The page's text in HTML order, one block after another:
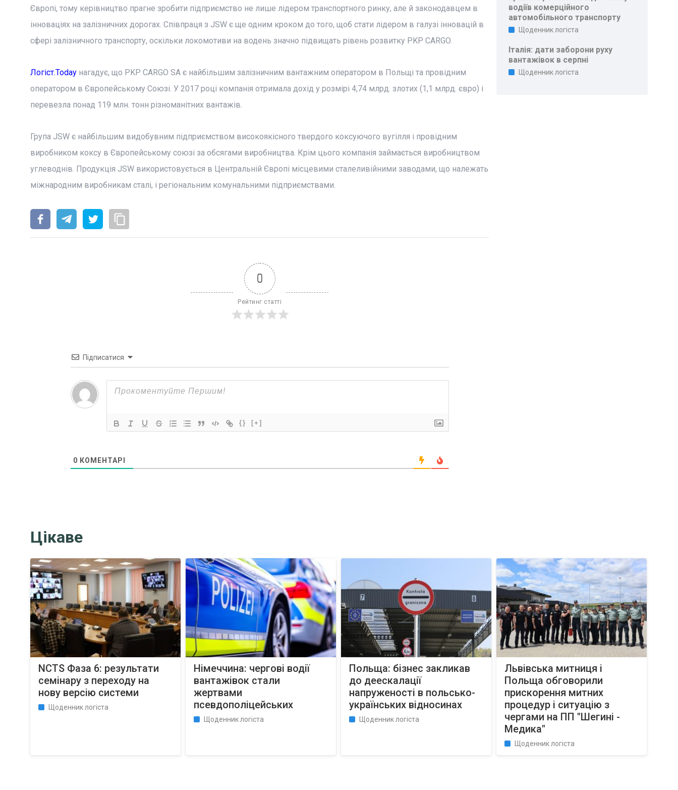
Європі, тому керівництво прагне зробити підприємство не лише лідером транспортного ринку, але й законодавцем в
інноваціях на залізничних дорогах. Співпраця з JSW є ще одним кроком до того, щоб стати лідером в галузі інновацій в
сфері залізничного транспорту, оскільки локомотиви на водень значно підвищать рівень розвитку PKP CARGO.
Логіст.Todayнагадує, що PKP CARGO SA є найбільшим залізничним вантажним оператором в Польщі та провідним
оператором в Європейському Союзі. У 2017 році компанія отримала дохід у розмірі 4,74 млрд. злотих (1,1 млрд. євро) і
перевезла понад 119 млн. тонн різноманітних вантажів.
Група JSW є найбільшим видобувним підприємством високоякісного твердого коксуючого вугілля і провідним
виробником коксу в Європейському союзі за обсягами виробництва. Крім цього компанія займається виробництвом
углеводнів. Продукція JSW використовується в Центральній Європі місцевими сталеливійними заводами, що належать
міжнародним виробникам сталі, і регіональним комунальними підприємствами.
0
Рейтинг статті
Підписатися
{} [+]
0 КОМЕНТАРІ
водіїв комерційного
автомобільного транспорту
Щоденник логіста
Італія: дати заборони руху
вантажівок в серпні
Щоденник логіста
Цікаве
NCTS Фаза 6: результати
семінару з переходу на
нову версію системи
Щоденник логіста
Німеччина: чергові водії
вантажівок стали
жертвами
псевдополіцейських
Щоденник логіста
Польща: бізнес закликав
до деескалації
напруженості в польсько-
українських відносинах
Щоденник логіста
Львівська митниця і
Польща обговорили
прискорення митних
процедур і ситуацію з
чергами на ПП "Шегині -
Медика"
Щоденник логіста